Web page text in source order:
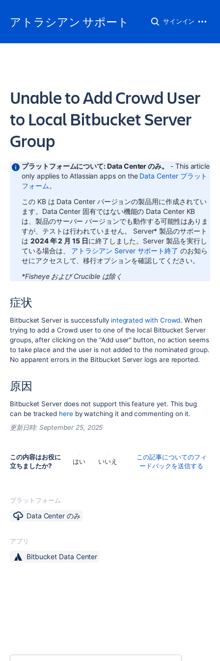
アトラシアン サポート サインイン
Unable to Add Crowd User
to Local Bitbucket Server
Group
プラットフォームについて: Data Center のみ。
- This article
only applies to Atlassian apps on the Data Center プラット
フォーム。
この KB は Data Center バージョンの製品用に作成されてい
ます。Data Center 固有ではない機能の Data Center KB
は、製品のサーバー バージョンでも動作する可能性はありま
すが、テストは行われていません。 Server* 製品のサポート
は 2024 年 2 月 15 日に終了しました。Server 製品を実行し
ている場合は、
アトラシアン Server サポート終了 のお知ら
せにアクセスして、移行オプションを確認してください。
*Fisheye および Crucible は除く
症状
Bitbucket Server is successfully integrated with Crowd. When
trying to add a Crowd user to one of the local Bitbucket Server
groups, after clicking on the "Add user" button, no action seems
to take place and the user is not added to the nominated group.
No apparent errors in the Bitbucket Server logs are reported.
原因
Bitbucket Server does not support this feature yet. This bug
can be tracked hereby watching it and commenting on it.
更新日時: September 25, 2025
この内容はお役に
立ちましたか?
はい いいえ
この記事についてのフィ
ードバックを送信する
プラットフォーム
Data Center のみ
アプリ
Bitbucket Data Center